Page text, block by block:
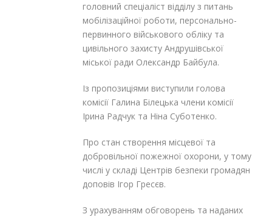
головний спеціаліст відділу з питань
мобілізаційної роботи, персонально-
первинного військового обліку та
цивільного захисту Андрушівської
міської ради Олександр Байбула.
Із пропозиціями виступили голова
комісії Галина Білецька члени комісії
Ірина Радчук та Ніна Суботенко.
Про стан створення місцевої та
добровільної пожежної охорони, у тому
числі у складі Центрів безпеки громадян
доповів Ігор Гресєв.
З урахуванням обговорень та наданих